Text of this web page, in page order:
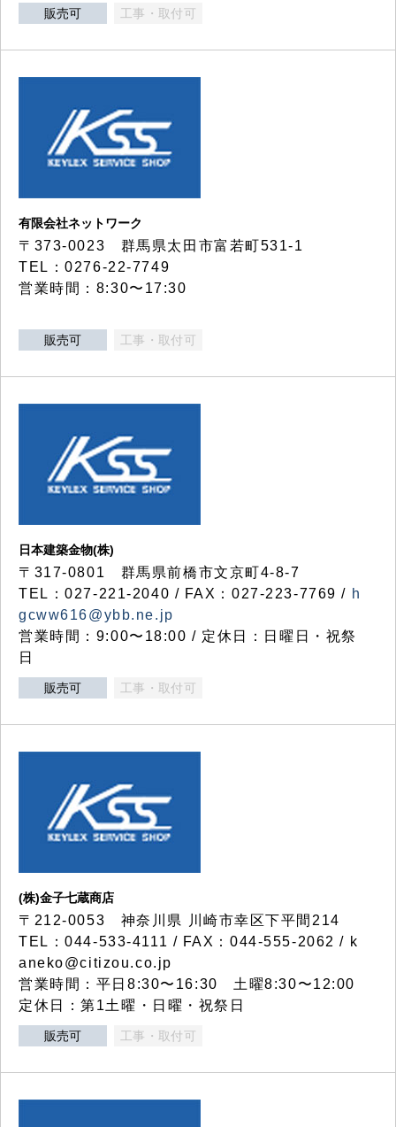
販売可 工事・取付可
有限会社ネットワーク
〒373-0023 群馬県太田市富若町531-1
TEL：0276-22-7749
営業時間：8:30〜17:30
販売可 工事・取付可
日本建築金物(株)
〒317‐0801 群馬県前橋市文京町4-8-7
TEL：027-221-2040 / FAX：027-223-7769 / h
gcww616@ybb.ne.jp
営業時間：9:00〜18:00 / 定休日：日曜日・祝祭
日
販売可 工事・取付可
(株)金子七蔵商店
〒212-0053 神奈川県 川崎市幸区下平間214
TEL：044-533-4111 / FAX：044-555-2062 / k
aneko@citizou.co.jp
営業時間：平日8:30〜16:30 土曜8:30〜12:00
定休日：第1土曜・日曜・祝祭日
販売可 工事・取付可